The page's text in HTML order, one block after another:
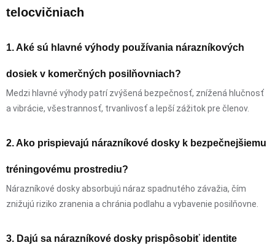
telocvičniach
1. Aké sú hlavné výhody používania nárazníkových
dosiek v komerčných posilňovniach?
Medzi hlavné výhody patrí zvýšená bezpečnosť, znížená hlučnosť
a vibrácie, všestrannosť, trvanlivosť a lepší zážitok pre členov.
2. Ako prispievajú nárazníkové dosky k bezpečnejšiemu
tréningovému prostrediu?
Nárazníkové dosky absorbujú náraz spadnutého závažia, čím
znižujú riziko zranenia a chránia podlahu a vybavenie posilňovne.
3. Dajú sa nárazníkové dosky prispôsobiť identite